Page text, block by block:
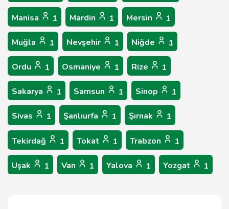
Manisa 1 Mardin 1 Mersin 1
Muğla 1 Nevşehir 1 Niğde 1
Ordu 1 Osmaniye 1 Rize 1
Sakarya 1 Samsun 1 Sinop 1
Sivas 1 Şanlıurfa 1 Şırnak 1
Tekirdağ 1 Tokat 1 Trabzon 1
Uşak 1 Van 1 Yalova 1 Yozgat 1